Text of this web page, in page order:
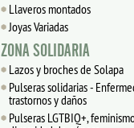
Llaveros montados
Joyas Variadas
ZONA SOLIDARIA
Lazos y broches de Solapa
Pulseras solidarias -
trastornos y daños
Pulseras LGTBIQ+,